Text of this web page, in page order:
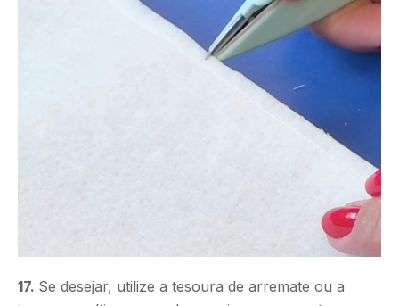
17. Se desejar, utilize a tesoura de arremate ou a